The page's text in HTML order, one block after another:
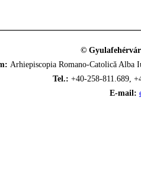
©
Arhiepiscopia Romano-Catolică
Tel.: +40-258-811.689,
E-mail: